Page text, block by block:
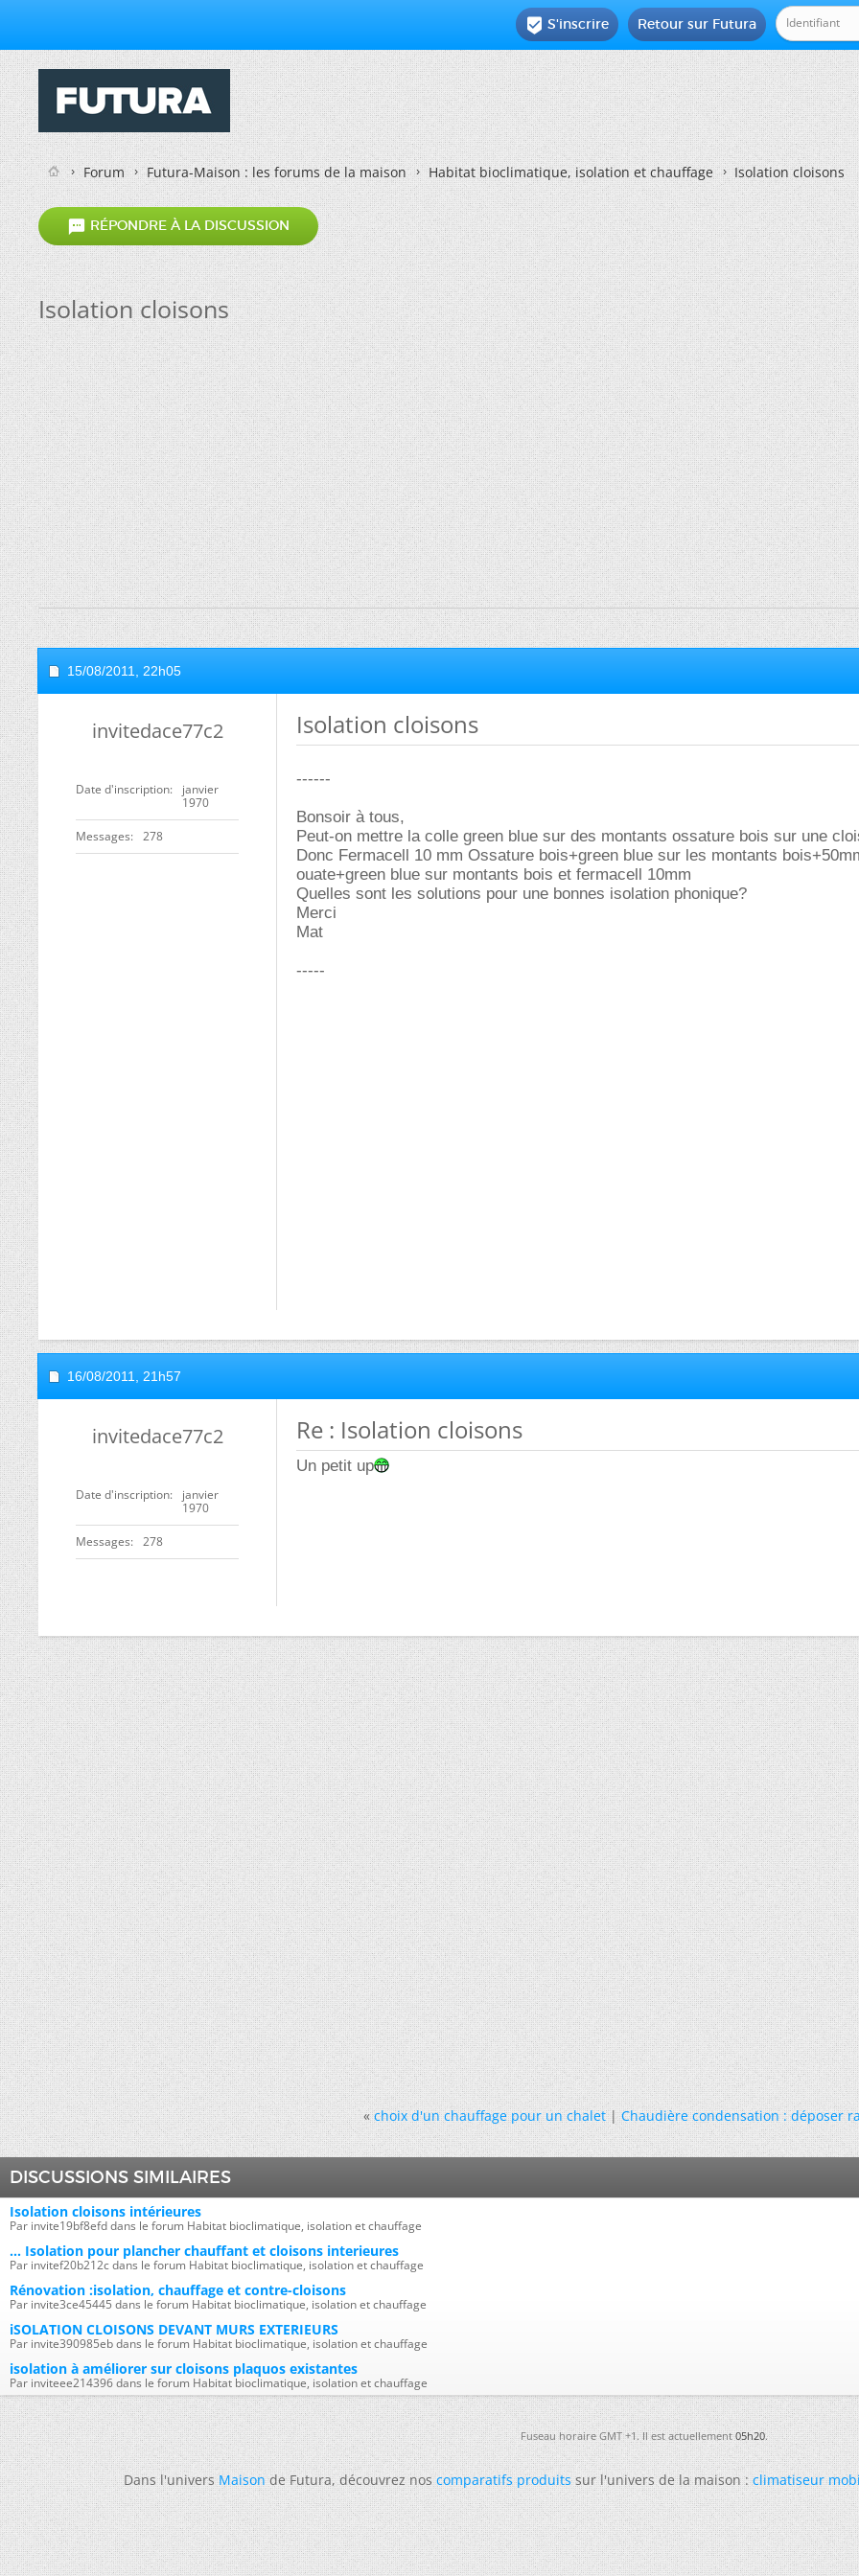
Retour sur Futura
 S'inscrire
Forum Futura-Maison : les forums de la maison Habitat bioclimatique, isolation et chauffage Isolation cloisons
 RÉPONDRE À LA DISCUSSION
Isolation cloisons
15/08/2011, 22h05
invitedace77c2
Date d'inscription
janvier
1970
Messages 278
Isolation cloisons
------
Bonsoir à tous,
Peut-on mettre la colle green blue sur des montants ossature bois sur une
Donc Fermacell 10 mm Ossature bois+green blue sur les montants
ouate+green blue sur montants bois et fermacell 10mm
Quelles sont les solutions pour une bonnes isolation phonique?
Merci
Mat
-----
16/08/2011, 21h57
invitedace77c2
Date d'inscription
janvier
1970
Messages 278
Re : Isolation cloisons
Un petit up
« choix d'un chauffage pour un chalet|Chaudière condensation : déposer
DISCUSSIONS SIMILAIRES
Isolation cloisons intérieures
Par invite19bf8efd dans le forum Habitat bioclimatique, isolation et chauffage
... Isolation pour plancher chauffant et cloisons interieures
Par invitef20b212c dans le forum Habitat bioclimatique, isolation et chauffage
Rénovation :isolation, chauffage et contre-cloisons
Par invite3ce45445 dans le forum Habitat bioclimatique, isolation et chauffage
iSOLATION CLOISONS DEVANT MURS EXTERIEURS
Par invite390985eb dans le forum Habitat bioclimatique, isolation et chauffage
isolation à améliorer sur cloisons plaquos existantes
Par inviteee214396 dans le forum Habitat bioclimatique, isolation et chauffage
Fuseau horaire GMT +1. Il est actuellement05h20.
Dans l'universMaisonde Futura, découvrez noscomparatifs produitssur l'univers de la maison :climatiseur